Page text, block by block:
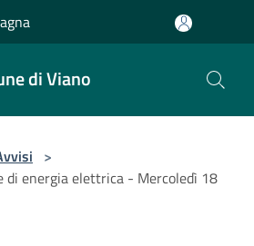
di Viano
>
di energia elettrica - Mercoledì 18